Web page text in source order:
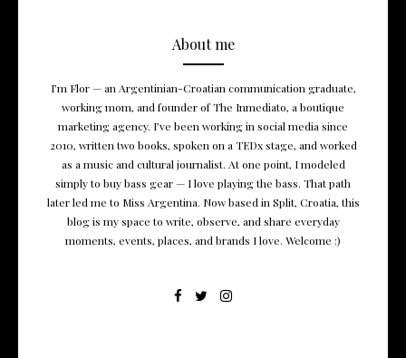
About me
I’m Flor — an Argentinian-Croatian communication graduate,
working mom, and founder of The Inmediato, a boutique
marketing agency. I’ve been working in social media since
2010, written two books, spoken on a TEDx stage, and worked
as a music and cultural journalist. At one point, I modeled
simply to buy bass gear — I love playing the bass. That path
later led me to Miss Argentina. Now based in Split, Croatia, this
blog is my space to write, observe, and share everyday
moments, events, places, and brands I love. Welcome :)